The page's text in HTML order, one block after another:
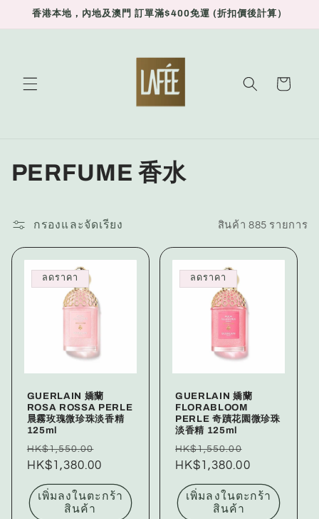
ยัง
เนื้อหา
香港本地，內地及澳門 訂單滿$400免運 (折扣價後計算）
สินค้า
ค
ล
เ
น
PERFUME 香水
กรองและจัดเรียง สินค้า 885 รายการ
ลดราคา
GUERLAIN 嬌蘭
ROSA ROSSA PERLE
晨霧玫瑰微珍珠淡香精
125ml
ราคา
ปกติ
HK$1,550.00
โปรโมชัน
HK$1,380.00
เพิ่มลงในตะกร้า
สินค้า
ลดราคา
GUERLAIN 嬌蘭
FLORABLOOM
PERLE 奇蹟花園微珍珠
淡香精 125ml
ราคา
ปกติ
HK$1,550.00
โปรโมชัน
HK$1,380.00
เพิ่มลงในตะกร้า
สินค้า